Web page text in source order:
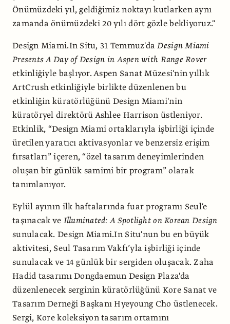
Önümüzdeki yıl, geldiğimiz noktayı kutlarken aynı
zamanda önümüzdeki 20 yılı dört gözle bekliyoruz."
Design Miami.In Situ, 31 Temmuz'daDesign Miami
Presents A Day of Design in Aspen with Range Rover
etkinliğiyle başlıyor. Aspen Sanat Müzesi'nin yıllık
ArtCrush etkinliğiyle birlikte düzenlenen bu
etkinliğin küratörlüğünü Design Miami'nin
küratöryel direktörü Ashlee Harrison üstleniyor.
Etkinlik, “Design Miami ortaklarıyla işbirliği içinde
üretilen yaratıcı aktivasyonlar ve benzersiz erişim
fırsatları” içeren, “özel tasarım deneyimlerinden
oluşan bir günlük samimi bir program” olarak
tanımlanıyor.
Eylül ayının ilk haftalarında fuar programı Seul'e
taşınacak ve Illuminated: A Spotlight on Korean Design
sunulacak. Design Miami.In Situ'nun bu en büyük
aktivitesi, Seul Tasarım Vakfı’yla işbirliği içinde
sunulacak ve 14 günlük bir sergiden oluşacak. Zaha
Hadid tasarımı Dongdaemun Design Plaza'da
düzenlenecek serginin küratörlüğünü Kore Sanat ve
Tasarım Derneği Başkanı Hyeyoung Cho üstlenecek.
Sergi, Kore koleksiyon tasarım ortamını